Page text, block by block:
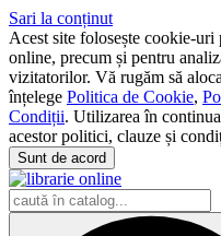
Sari la conținut
Acest site folosește cookie-uri
online, precum și pentru
vizitatorilor. Vă rugăm să
înțelege Politica de Cookie,
Condiții. Utilizarea în
acestor politici, clauze și
Sunt de acord